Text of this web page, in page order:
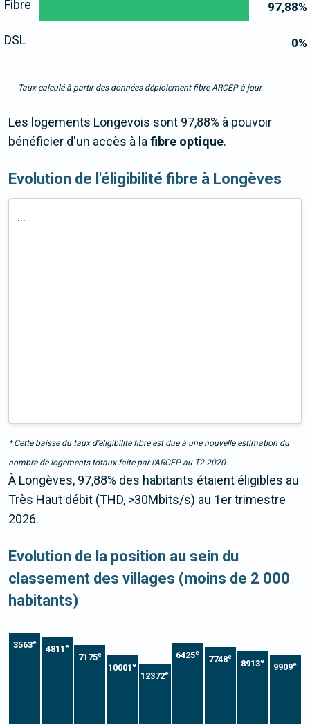
97,88%
0%
Fibre
DSL
Taux calculé à partir des données déploiement fibre ARCEP à jour.
Les logements Longevois sont 97,88% à pouvoir
bénéficier d'un accès à lafibre optique.
Evolution de l'éligibilité fibre à Longèves
...
* Cette baisse du taux d’éligibilité fibre est due à une nouvelle estimation du
nombre de logements totaux faite par l’ARCEP au T2 2020.
À Longèves, 97,88% des habitants étaient éligibles au
Très Haut débit (THD, >30Mbits/s) au 1er trimestre
2026.
Evolution de la position au sein du
classement des villages (moins de 2 000
habitants)
3563e
4811 e
7175e
10001e
12372e
6425e
7748e
8913e
9909e